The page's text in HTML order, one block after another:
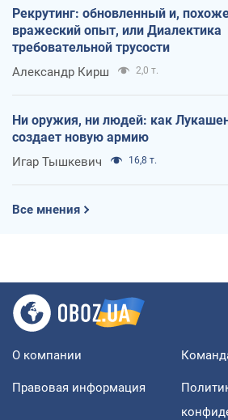
Рекрутинг: обновленный и,
вражеский опыт, или Диалектика
требовательной трусости
Александр Кирш 2,0 т.
Ни оружия, ни людей: как
создает новую армию
Игар Тышкевич 16,8 т.
Все мнения
О компании
Правовая информация